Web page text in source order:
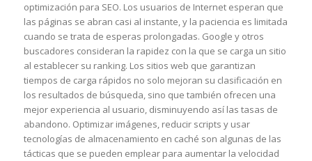
optimización para SEO. Los usuarios de Internet esperan que
las páginas se abran casi al instante, y la paciencia es limitada
cuando se trata de esperas prolongadas. Google y otros
buscadores consideran la rapidez con la que se carga un sitio
al establecer su ranking. Los sitios web que garantizan
tiempos de carga rápidos no solo mejoran su clasificación en
los resultados de búsqueda, sino que también ofrecen una
mejor experiencia al usuario, disminuyendo así las tasas de
abandono. Optimizar imágenes, reducir scripts y usar
tecnologías de almacenamiento en caché son algunas de las
tácticas que se pueden emplear para aumentar la velocidad